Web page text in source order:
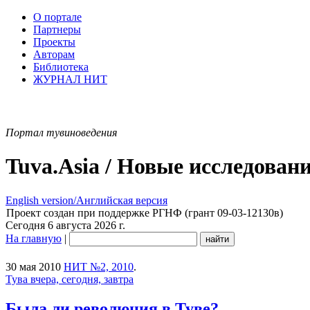
О портале
Партнеры
Проекты
Авторам
Библиотека
ЖУРНАЛ НИТ
Портал тувиноведения
Tuva.Asia / Новые
English version/Английская версия
Проект создан при поддержке РГНФ (грант 09-03-12130в)
Сегодня 6 августа 2026 г.
На главную |
30 мая 2010 НИТ №2, 2010.
Тува вчера, сегодня, завтра